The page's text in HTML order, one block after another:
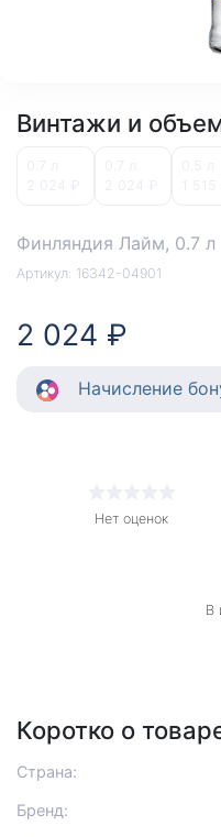
Винтажи и
Финляндия Лайм, 0.7 л
Артикул: 16342-04901
2 024 ₽
Начисление
Нет оценок
В
Коротко о
Страна:
Бренд: